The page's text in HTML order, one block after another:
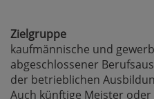
Zielgruppe
kaufmännische und
abgeschlossener
der betrieblichen
Auch künftige Meister